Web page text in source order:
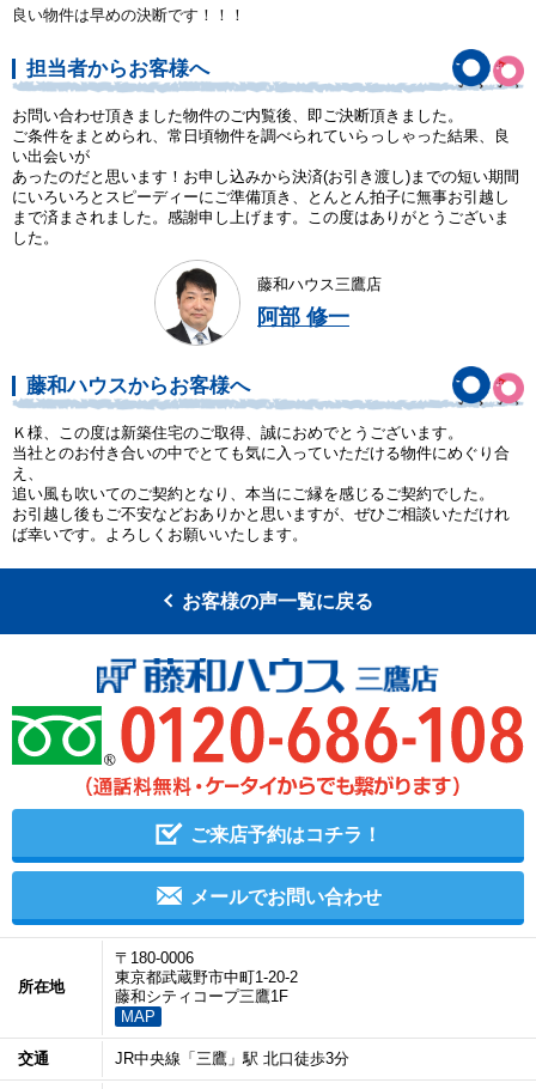
良い物件は早めの決断です！！！
担当者からお客様へ
お問い合わせ頂きました物件のご内覧後、即ご決断頂きました。
ご条件をまとめられ、常日頃物件を調べられていらっしゃった結果、良
い出会いが
あったのだと思います！お申し込みから決済(お引き渡し)までの短い期間
にいろいろとスピーディーにご準備頂き、とんとん拍子に無事お引越し
まで済まされました。感謝申し上げます。この度はありがとうございま
した。
藤和ハウス三鷹店
阿部 修一
藤和ハウスからお客様へ
Ｋ様、この度は新築住宅のご取得、誠におめでとうございます。
当社とのお付き合いの中でとても気に入っていただける物件にめぐり合
え、
追い風も吹いてのご契約となり、本当にご縁を感じるご契約でした。
お引越し後もご不安などおありかと思いますが、ぜひご相談いただけれ
ば幸いです。よろしくお願いいたします。
お客様の声一覧に戻る
ご来店予約はコチラ！
メールでお問い合わせ
所在地
〒180-0006
東京都武蔵野市中町1-20-2
藤和シティコープ三鷹1F
MAP
交通 JR中央線「三鷹」駅 北口徒歩3分